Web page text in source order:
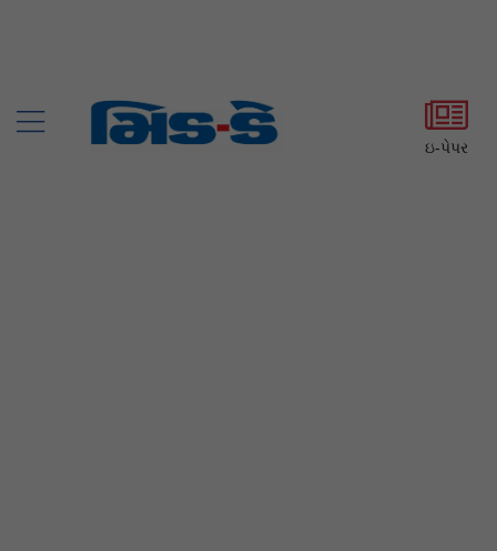
ઇ-પેપર